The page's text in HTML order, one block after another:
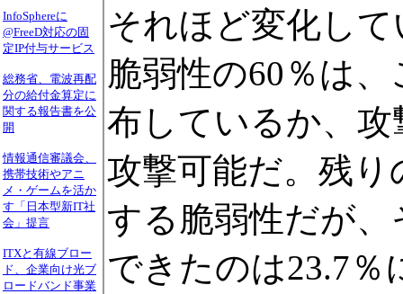
InfoSphereに
@FreeD対応の固
定IP付与サービス
総務省、電波再配
分の給付金算定に
関する報告書を公
開
情報通信審議会、
携帯技術やアニ
メ・ゲームを活か
す「日本型新IT社
会」提言
ITXと有線ブロー
ド、企業向け光ブ
ロードバンド事業
それほど変化し
脆弱性の60％は
布しているか、
攻撃可能だ。残
する脆弱性だが
できたのは23.7％